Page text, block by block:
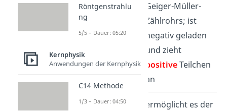
(
Kathode)
Geiger-Müller-
Zählrohrs; ist
negativ geladen
und zieht
positiveTeilchen
an
Glimmerfenster
ermöglicht es der
Röntgenstrahlu
ng
5/5 – Dauer: 05:20
Kernphysik
Anwendungen der Kernphysik
C14 Methode
1/3 – Dauer: 04:50